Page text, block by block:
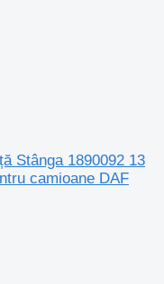
Stânga 1890092 13
camioane DAF